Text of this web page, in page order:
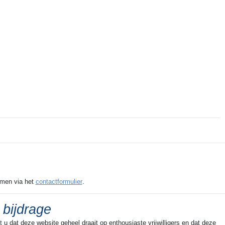
via het contactformulier.
dat deze website geheel draait op enthousiaste vrijwilligers en dat deze